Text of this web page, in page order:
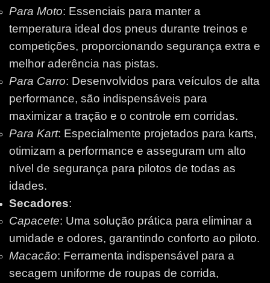
Para Moto: Essenciais para manter a
temperatura ideal dos pneus durante treinos e
competições, proporcionando segurança extra e
melhor aderência nas pistas.
Para Carro: Desenvolvidos para veículos de alta
performance, são indispensáveis para
maximizar a tração e o controle em corridas.
Para Kart: Especialmente projetados para karts,
otimizam a performance e asseguram um alto
nível de segurança para pilotos de todas as
idades.
Secadores:
Capacete: Uma solução prática para eliminar a
umidade e odores, garantindo conforto ao piloto.
Macacão: Ferramenta indispensável para a
secagem uniforme de roupas de corrida,